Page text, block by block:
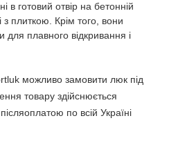
в готовий отвір на бетонній
з плиткою. Крім того, вони
плавного відкривання і
можливо замовити люк під
товару здійснюється
по всій Україні